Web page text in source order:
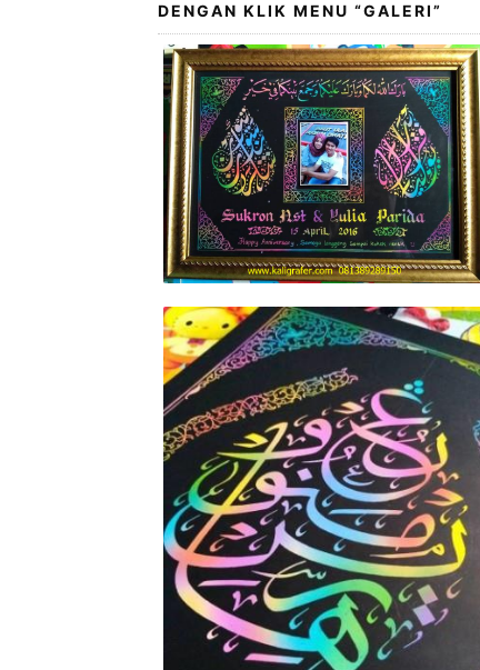
DENGAN KLIK MENU “GALERI”